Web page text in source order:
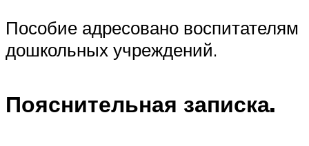
Пособие адресовано воспитателям
дошкольных учреждений.
Пояснительная записка.